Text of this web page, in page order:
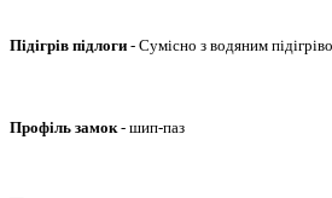
Підігрів підлоги - Сумісно з водяним
Профіль замок - шип-паз